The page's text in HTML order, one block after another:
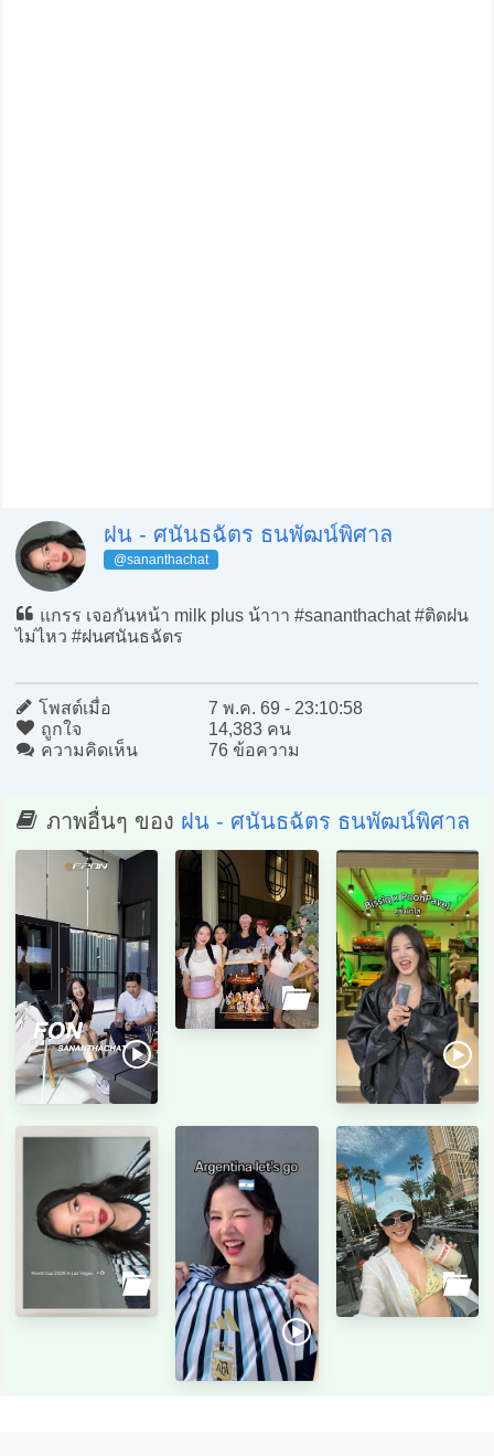
ฝน - ศนันธฉัตร ธนพัฒน์พิศาล
@sananthachat
แกรร เจอกันหน้า milk plus น้าาา #sananthachat #ติดฝน
ไม่ไหว #ฝนศนันธฉัตร
โพสต์เมื่อ
7 พ.ค. 69 - 23:10:58
ถูกใจ
14,383 คน
ความคิดเห็น
76 ข้อความ
ภาพอื่นๆ ของ ฝน - ศนันธฉัตร ธนพัฒน์พิศาล